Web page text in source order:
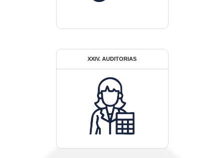
XXIV. AUDITORIAS